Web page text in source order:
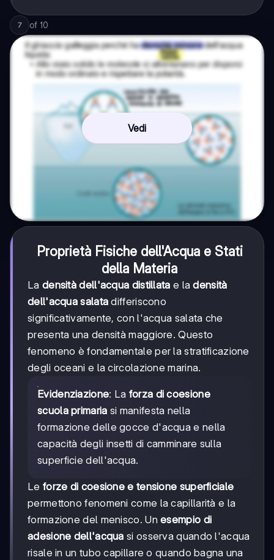
7 of 10
Vedi
Proprietà Fisiche dell'Acqua e Stati
della Materia
La densità dell'acqua distillata e ladensità
dell'acqua salata differiscono
significativamente, con l'acqua salata che
presenta una densità maggiore. Questo
fenomeno è fondamentale per la stratificazione
degli oceani e la circolazione marina.
Evidenziazione: La forza di coesione
scuola primaria si manifesta nella
formazione delle gocce d'acqua e nella
capacità degli insetti di camminare sulla
superficie dell'acqua.
Le forze di coesione e tensione superficiale
permettono fenomeni come la capillarità e la
formazione del menisco. Unesempio di
adesione dell'acqua si osserva quando l'acqua
risale in un tubo capillare o quando bagna una